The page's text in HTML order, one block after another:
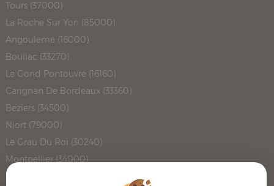
Tours (37000)
La Roche Sur Yon (85000)
Angouleme (16000)
Bouliac (33270)
Le Gond Pontouvre (16160)
Carignan De Bordeaux (33360)
Beziers (34500)
Niort (79000)
Le Grau Du Roi (30240)
Montpellier (34000)
Tours (37100)